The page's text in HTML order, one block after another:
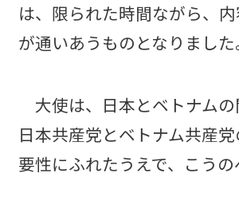
は、限られた時間ながら、
が通いあうものとなりました
大使は、日本とベトナムの
日本共産党とベトナム共産
要性にふれたうえで、こうの